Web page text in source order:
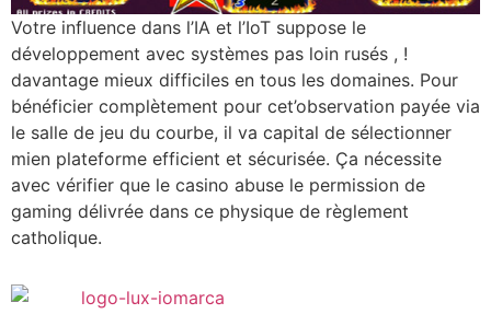
Votre influence dans l’IA et l’IoT suppose le
développement avec systèmes pas loin rusés , !
davantage mieux difficiles en tous les domaines. Pour
bénéficier complètement pour cet’observation payée via
le salle de jeu du courbe, il va capital de sélectionner
mien plateforme efficient et sécurisée. Ça nécessite
avec vérifier que le casino abuse le permission de
gaming délivrée dans ce physique de règlement
catholique.